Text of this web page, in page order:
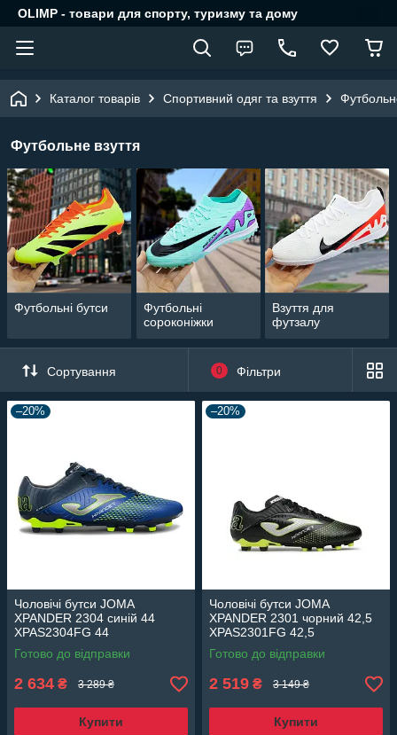
OLIMP - товари для спорту, туризму та дому
Каталог товарів Спортивний одяг та взуття
Футбольне взуття
Футбольні бутси
Футбольні
сороконіжки
Взуття для
футзалу
Сортування 0 Фільтри
–20%
Чоловічі бутси JOMA
XPANDER 2304 синій 44
XPAS2304FG 44
Готово до відправки
2 634 ₴ 3 289 ₴
Купити
–20%
Чоловічі бутси JOMA
XPANDER 2301 чорний 42,5
XPAS2301FG 42,5
Готово до відправки
2 519 ₴ 3 149 ₴
Купити